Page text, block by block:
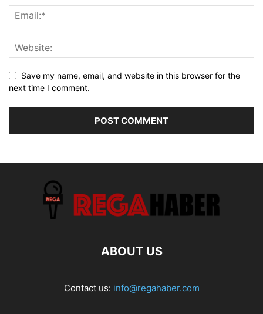
Save my name, email, and website in this browser for the
next time I comment.
ABOUT US
Contact us: info@regahaber.com